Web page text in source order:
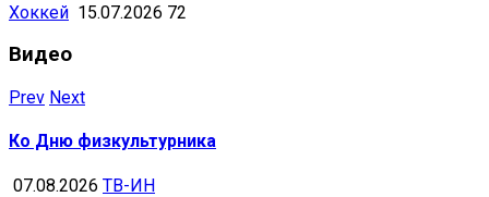
Хоккей 15.07.2026 72
Видео
Prev Next
Ко Дню физкультурника
07.08.2026 ТВ-ИН